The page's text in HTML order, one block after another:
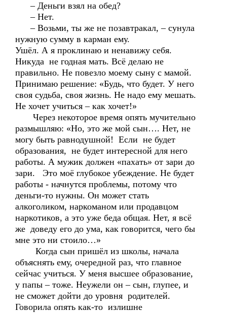
– Деньги взял на обед?
– Нет.
– Возьми, ты же не позавтракал, – сунула
нужную сумму в карман ему.
Ушёл. А я проклинаю и ненавижу себя.
Никуда не годная мать. Всё делаю не
правильно. Не повезло моему сыну с мамой.
Принимаю решение: «Будь, что будет. У него
своя судьба, своя жизнь. Не надо ему мешать.
Не хочет учиться – как хочет!»
Через некоторое время опять мучительно
размышляю: «Но, это же мой сын…. Нет, не
могу быть равнодушной! Если не будет
образования, не будет интересной для него
работы. А мужик должен «пахать» от зари до
зари. Это моё глубокое убеждение. Не будет
работы - начнутся проблемы, потому что
деньги-то нужны. Он может стать
алкоголиком, наркоманом или продавцом
наркотиков, а это уже беда общая. Нет, я всё
же доведу его до ума, как говорится, чего бы
мне это ни стоило…»
Когда сын пришёл из школы, начала
объяснять ему, очередной раз, что главное
сейчас учиться. У меня высшее образование,
у папы – тоже. Неужели он – сын, глупее, и
не сможет дойти до уровня родителей.
Говорила опять как-то излишне